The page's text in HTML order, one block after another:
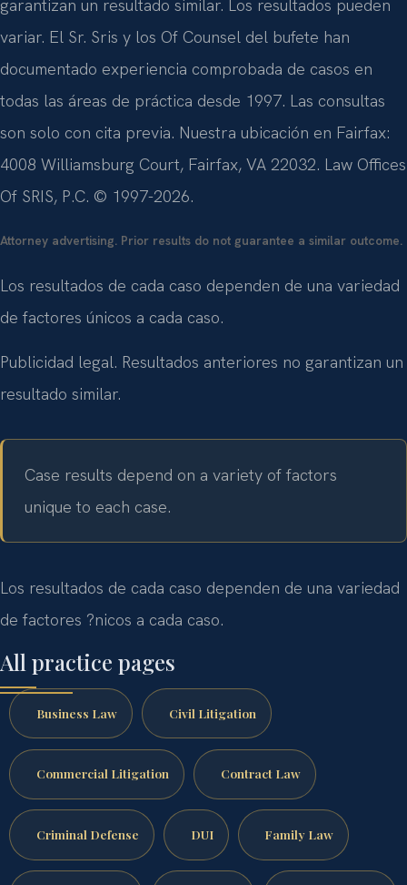
garantizan un resultado similar. Los resultados pueden
variar. El Sr. Sris y los Of Counsel del bufete han
documentado experiencia comprobada de casos en
todas las áreas de práctica desde 1997. Las consultas
son solo con cita previa. Nuestra ubicación en Fairfax:
4008 Williamsburg Court, Fairfax, VA 22032. Law Offices
Of SRIS, P.C. © 1997-2026.
Attorney advertising. Prior results do not guarantee a similar outcome.
Los resultados de cada caso dependen de una variedad
de factores únicos a cada caso.
Publicidad legal. Resultados anteriores no garantizan un
resultado similar.
Case results depend on a variety of factors
unique to each case.
Los resultados de cada caso dependen de una variedad
de factores ?nicos a cada caso.
All practice pages
Business Law Civil Litigation
Commercial Litigation Contract Law
Criminal Defense DUI Family Law